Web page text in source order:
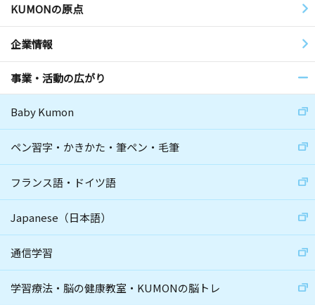
KUMONの原点
企業情報
事業・活動の広がり
Baby Kumon
ペン習字・かきかた・筆ペン・毛筆
フランス語・ドイツ語
Japanese（日本語）
通信学習
学習療法・脳の健康教室・KUMONの脳トレ